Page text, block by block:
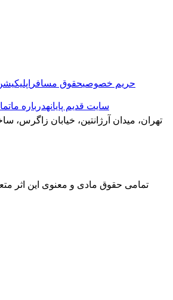
حریم خصوصیحقوق مسافر
سایت قدیم پایانهدرباره ما